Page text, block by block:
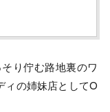
り佇む路地裏のワ
の姉妹店としてO